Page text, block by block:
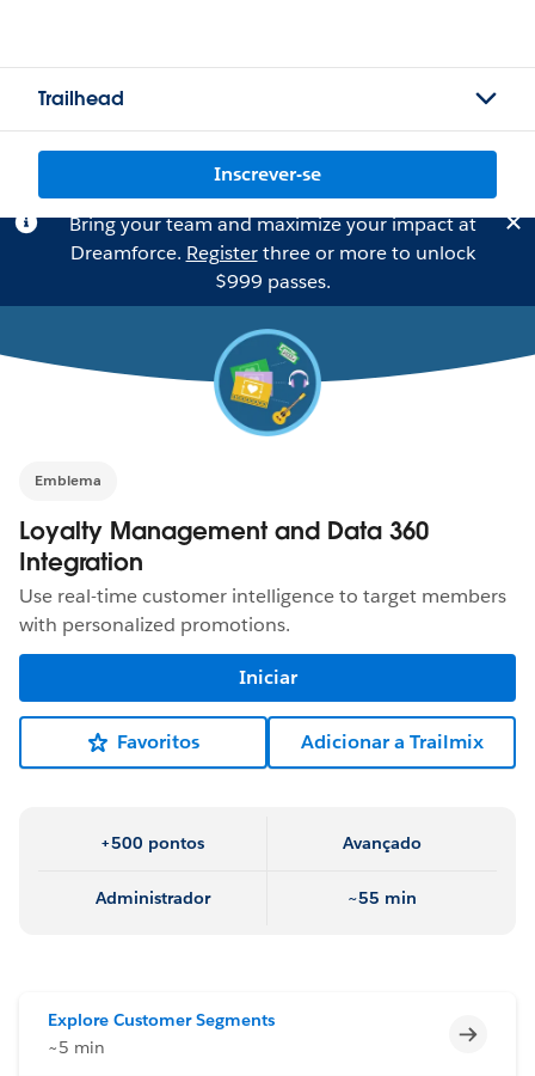
Trailhead
Inscrever-se
Bring your team and maximize your impact at
Dreamforce. Registerthree or more to unlock
$999 passes.
Emblema
Loyalty Management and Data 360
Integration
Use real-time customer intelligence to target members
with personalized promotions.
Iniciar
Favoritos Adicionar a Trailmix
+500 pontos Avançado
Administrador ~55 min
Explore Customer Segments
~5 min